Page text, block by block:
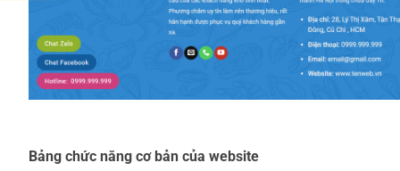
Bảng chức năng cơ bản của website